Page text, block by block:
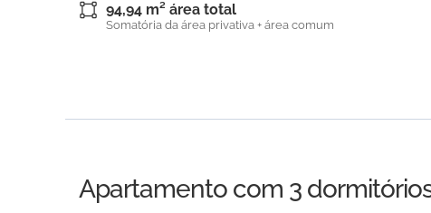
94,94 m² área total
Somatória da área privativa + área comum
Apartamento com 3